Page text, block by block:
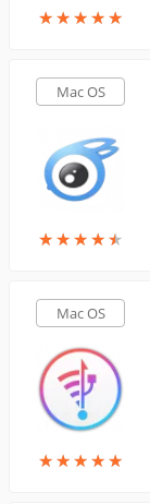
★★★★★
★★★★★
Mac OS
★★★★★
★★★★★
Mac OS
★★★★★
★★★★★